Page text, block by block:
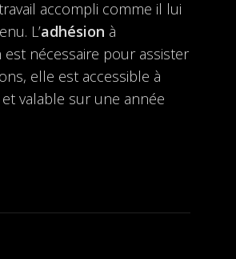
accompli comme il lui
L’adhésion à
est nécessaire pour assister
elle est accessible à
valable sur une année